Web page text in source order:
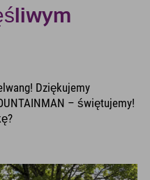
Dziękujemy
– świętujemy!